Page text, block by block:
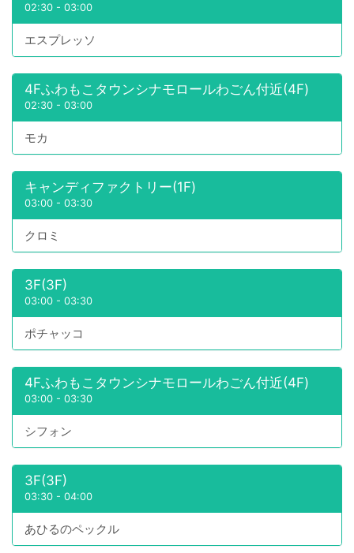
02:30 - 03:00
エスプレッソ
4Fふわもこタウンシナモロールわごん付近(4F)
02:30 - 03:00
モカ
キャンディファクトリー(1F)
03:00 - 03:30
クロミ
3F(3F)
03:00 - 03:30
ポチャッコ
4Fふわもこタウンシナモロールわごん付近(4F)
03:00 - 03:30
シフォン
3F(3F)
03:30 - 04:00
あひるのペックル